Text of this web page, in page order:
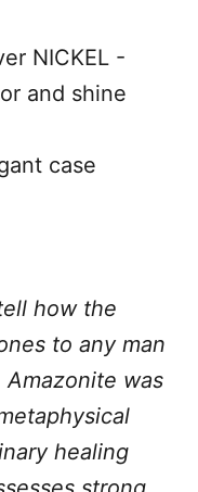
NICKEL -
and shine
case
how the
to any man
was
healing